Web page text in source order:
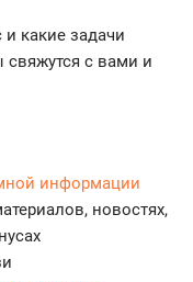
и какие задачи
с вами и
информации
новостях,